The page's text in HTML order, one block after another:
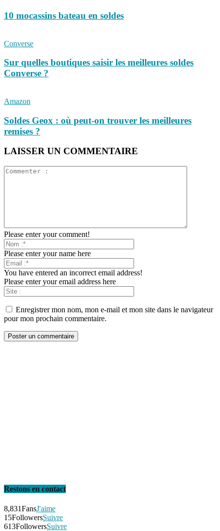
10 mocassins bateau en soldes
Converse
Sur quelles boutiques saisir les meilleures soldes
Converse ?
Amazon
Soldes Geox : où peut-on trouver les meilleures
remises ?
LAISSER UN COMMENTAIRE
Please enter your comment!
Please enter your name here
You have entered an incorrect email address!
Please enter your email address here
Enregistrer mon nom, mon e-mail et mon site dans le navigateur
pour mon prochain commentaire.
Restons en contact
8,831FansJ'aime
15FollowersSuivre
613FollowersSuivre